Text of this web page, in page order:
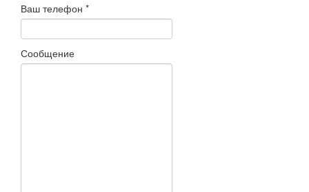
Ваш телефон *
Сообщение